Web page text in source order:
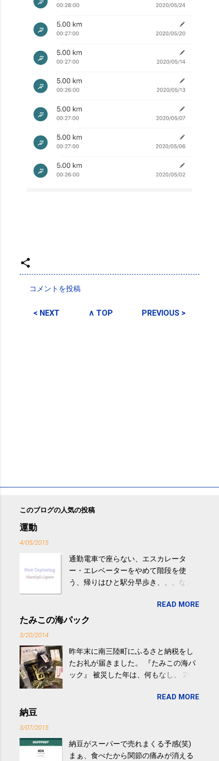
メ
コメントを投稿
< NEXT ∧ TOP PREVIOUS >
このブログの人気の投稿
運動
4/05/2015
通勤電車で座らない、エスカレータ
ー・エレベーターをやめて階段を使
う、帰りはひと駅分早歩き、、、など
やすい。 スポーツウェア・シューズで
するものだけが運動ではない。 食べ
けると改善する、との結果を筑波大の
研究チームが発表した。改善が期待で
きるのは、過度の飲酒が原因ではない
減らなくても効果があるという。 正田
波大「減量しなくても効果」 - ニュー
ス - アピタル（医療・健康）
READ MORE
たみこの海パック
3/20/2014
昨年末に南三陸町にふるさと納税をし
たお礼が届きました。 『たみこの海パ
ック』 被災した年は、何もなし。 2年
が『たみこの海パック』。 ボランティ
全く考えていなかったので、貰えると
少しづつ復興してる感が伝わってきて
READ MORE
納豆
3/07/2015
納豆がスーパーで売れまくる予感(笑)
まぁ、食べたから関節の痛みが消える